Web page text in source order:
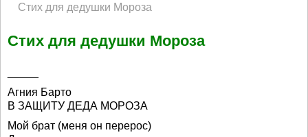
Стих для дедушки Мороза
Стих для дедушки Мороза
Агния Барто
В ЗАЩИТУ ДЕДА МОРОЗА
Мой брат (меня он перерос)